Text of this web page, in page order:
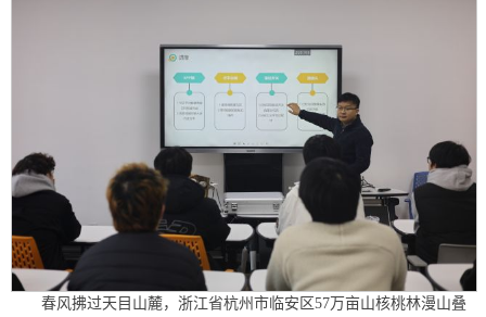
春风拂过天目山麓，浙江省杭州市临安区57万亩山核桃林漫山叠